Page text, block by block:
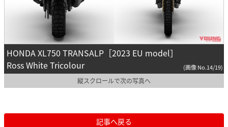
HONDA XL750 TRANSALP［2023 EU model］
Ross White Tricolour
(画像 No.14/19)
縦スクロールで次の写真へ
記事へ戻る